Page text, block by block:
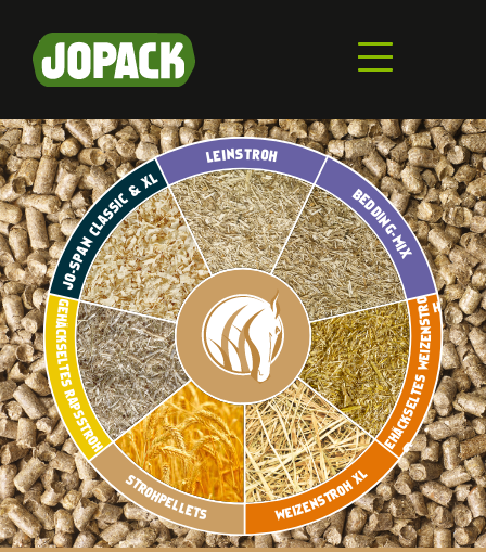
Inhalt
GEHÄCKSELTES WEIZENSTROH
WEIZENSTROH XL
STROHPELLETS
GEHÄCKSELTES RAPSSTROH
JO-SPAN CLASSIC & XL LEINSTROH
BEDDING-MIX